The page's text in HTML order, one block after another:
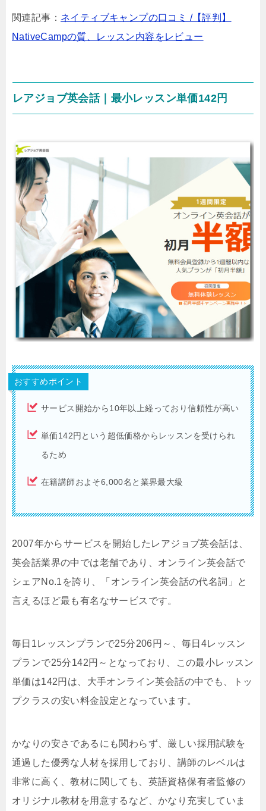
関連記事： ネイティブキャンプの口コミ /【評判】
NativeCampの質、レッスン内容をレビュー
レアジョブ英会話｜最小レッスン単価142円
おすすめポイント
サービス開始から10年以上経っており信頼性が高い
単価142円という超低価格からレッスンを受けられ
るため
在籍講師およそ6,000名と業界最大級
2007年からサービスを開始したレアジョブ英会話は、
英会話業界の中では老舗であり、オンライン英会話で
シェアNo.1を誇り、「オンライン英会話の代名詞」と
言えるほど最も有名なサービスです。
毎日1レッスンプランで25分206円～、毎日4レッスン
プランで25分142円～となっており、この最小レッスン
単価は142円は、大手オンライン英会話の中でも、トッ
プクラスの安い料金設定となっています。
かなりの安さであるにも関わらず、厳しい採用試験を
通過した優秀な人材を採用しており、講師のレベルは
非常に高く、教材に関しても、英語資格保有者監修の
オリジナル教材を用意するなど、かなり充実していま